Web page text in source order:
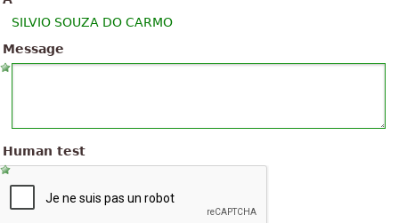
SILVIO SOUZA DO CARMO
Message
Human test